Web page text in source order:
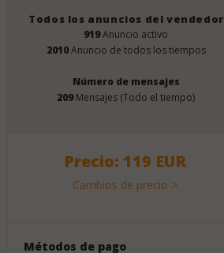
Todos los anuncios del vendedor
919Anuncio activo
2010Anuncio de todos los tiempos
Número de mensajes
209Mensajes (Todo el tiempo)
Precio: 119 EUR
Cambios de precio >
Métodos de pago